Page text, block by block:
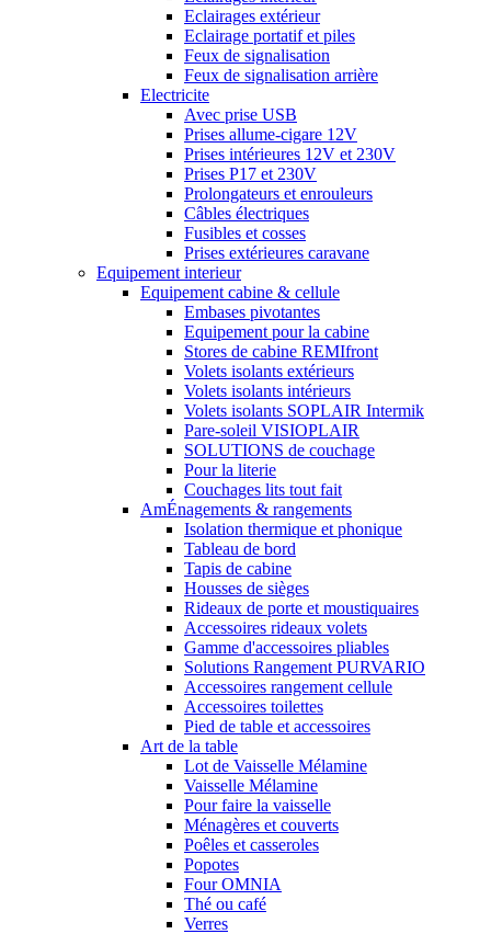
Eclairages extérieur
Eclairage portatif et piles
Feux de signalisation
Feux de signalisation arrière
Electricite
Avec prise USB
Prises allume-cigare 12V
Prises intérieures 12V et 230V
Prises P17 et 230V
Prolongateurs et enrouleurs
Câbles électriques
Fusibles et cosses
Prises extérieures caravane
Equipement interieur
Equipement cabine & cellule
Embases pivotantes
Equipement pour la cabine
Stores de cabine REMIfront
Volets isolants extérieurs
Volets isolants intérieurs
Volets isolants SOPLAIR Intermik
Pare-soleil VISIOPLAIR
SOLUTIONS de couchage
Pour la literie
Couchages lits tout fait
AmÉnagements & rangements
Isolation thermique et phonique
Tableau de bord
Tapis de cabine
Housses de sièges
Rideaux de porte et moustiquaires
Accessoires rideaux volets
Gamme d'accessoires pliables
Solutions Rangement PURVARIO
Accessoires rangement cellule
Accessoires toilettes
Pied de table et accessoires
Art de la table
Lot de Vaisselle Mélamine
Vaisselle Mélamine
Pour faire la vaisselle
Ménagères et couverts
Poêles et casseroles
Popotes
Four OMNIA
Thé ou café
Verres